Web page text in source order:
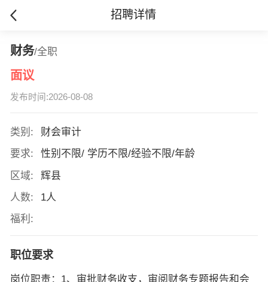
招聘详情
财务/全职
面议
发布时间:2026-08-08
类别:
财会审计
要求:
性别不限/ 学历不限/经验不限/年龄
区域:
辉县
人数:
1人
福利:
职位要求
岗位职责：1、审批财务收支，审阅财务专题报告和会